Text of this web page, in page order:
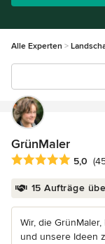
Alle Experten
GrünMaler
Durchschnittliche
5,0
15 Aufträge
Wir, die
und unsere Ideen